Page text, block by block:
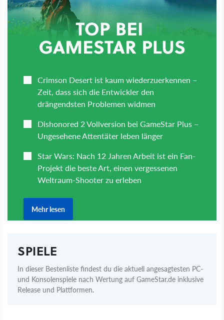
SPIELE
In dieser Bestenliste findest du die aktuell angesagtesten PC-
und Konsolenspiele nach Wertung auf GameStar.de inklusive
Release und Plattformen.